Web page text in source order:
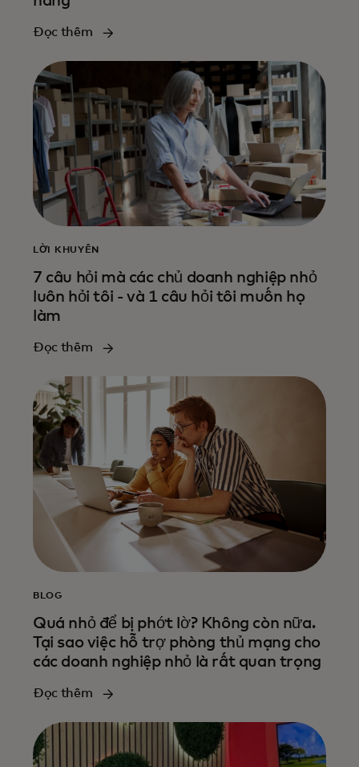
Đọc thêm
LỜI KHUYÊN
7 câu hỏi mà các chủ doanh nghiệp nhỏ
luôn hỏi tôi - và 1 câu hỏi tôi muốn họ
làm
Đọc thêm
BLOG
Quá nhỏ để bị phớt lờ? Không còn nữa.
Tại sao việc hỗ trợ phòng thủ mạng cho
các doanh nghiệp nhỏ là rất quan trọng
Đọc thêm